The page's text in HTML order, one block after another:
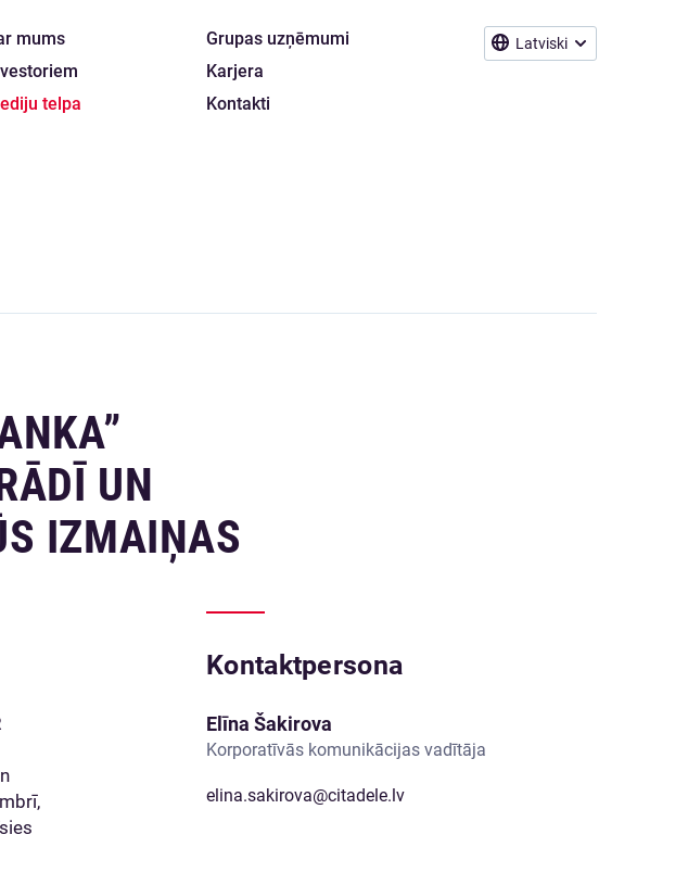
Latviski
mums
telpa
Grupas uzņēmumi
Karjera
Kontakti
UN
IZMAIŅAS
Kontaktpersona
Elīna Šakirova
Korporatīvās komunikācijas vadītāja
elina.sakirova@citadele.lv